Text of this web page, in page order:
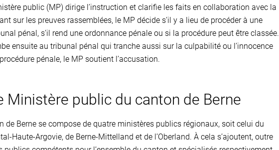
public (MP) dirige l’instruction et clarifie les faits en collaboration avec la
sur les preuves rassemblées, le MP décide s’il y a lieu de procéder à une
pénal, s’il rend une ordonnance pénale ou si la procédure peut être classée.
ensuite au tribunal pénal qui tranche aussi sur la culpabilité ou l’innocence
pénale, le MP soutient l’accusation.
Ministère public du canton de Berne
de Berne se compose de quatre ministères publics régionaux, soit celui du
Haute-Argovie, de Berne-Mittelland et de l’Oberland. À cela s’ajoutent, outre